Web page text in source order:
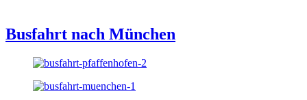
Busfahrt nach München